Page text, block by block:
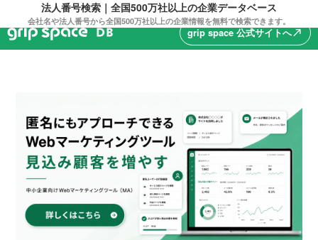
法人番号検索｜全国500万社以上の企業データベース
会社名や法人番号から全国500万社以上の企業情報を無料で検索できます。
grip space 公式サイトへnorth_east